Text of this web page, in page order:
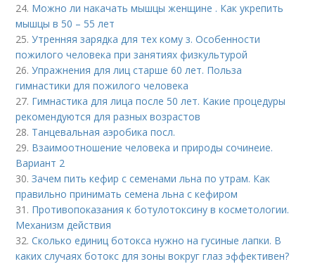
24. Можно ли накачать мышцы женщине . Как укрепить
мышцы в 50 – 55 лет
25.Утренняя зарядка для тех кому з. Особенности
пожилого человека при занятиях физкультурой
26.Упражнения для лиц старше 60 лет. Польза
гимнастики для пожилого человека
27. Гимнастика для лица после 50 лет. Какие процедуры
рекомендуются для разных возрастов
28. Танцевальная аэробика посл.
29. Взаимоотношение человека и природы сочинеие.
Вариант 2
30.Зачем пить кефир с семенами льна по утрам. Как
правильно принимать семена льна с кефиром
31. Противопоказания к ботулотоксину в косметологии.
Механизм действия
32.Сколько единиц ботокса нужно на гусиные лапки. В
каких случаях ботокс для зоны вокруг глаз эффективен?